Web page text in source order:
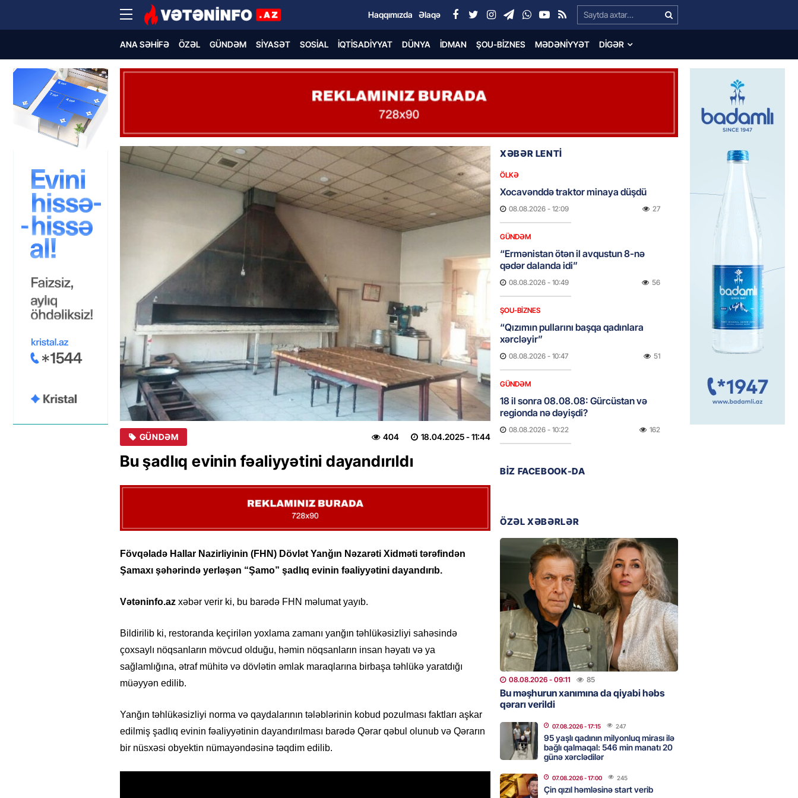
Search…
Haqqımızda Əlaqə
ANA SƏHIFƏ ÖZƏL GÜNDƏM SIYASƏT SOSIAL İQTISADIYYAT DÜNYA İDMAN ŞOU-BIZNES MƏDƏNIYYƏT DIGƏR
GÜNDƏM 18.04.2025- 11:44
404
Bu şadlıq evinin fəaliyyətini dayandırıldı
Fövqəladə Hallar Nazirliyinin (FHN) Dövlət Yanğın Nəzarəti Xidməti tərəfindən
Şamaxı şəhərində yerləşən “Şamo” şadlıq evinin fəaliyyətini dayandırıb.
Vətəninfo.az xəbər verir ki, bu barədə FHN məlumat yayıb.
Bildirilib ki, restoranda keçirilən yoxlama zamanı yanğın təhlükəsizliyi sahəsində
çoxsaylı nöqsanların mövcud olduğu, həmin nöqsanların insan həyatı və ya
sağlamlığına, ətraf mühitə və dövlətin əmlak maraqlarına birbaşa təhlükə yaratdığı
müəyyən edilib.
Yanğın təhlükəsizliyi norma və qaydalarının tələblərinin kobud pozulması faktları aşkar
edilmiş şadlıq evinin fəaliyyətinin dayandırılması barədə Qərar qəbul olunub və Qərarın
bir nüsxəsi obyektin nümayəndəsinə təqdim edilib.
XƏBƏR LENTİ
ÖLKƏ
Xocavənddə traktor minaya düşdü
08.08.2026 - 12:09 27
GÜNDƏM
“Ermənistan ötən il avqustun 8-nə
qədər dalanda idi”
08.08.2026 - 10:49 56
ŞOU-BIZNES
“Qızımın pullarını başqa qadınlara
xərcləyir”
08.08.2026 - 10:47 51
GÜNDƏM
18 il sonra 08.08.08: Gürcüstan və
regionda nə dəyişdi?
08.08.2026 - 10:22 162
17 yaşlı qızın nişanında mediaya hücum
Bu məşhurun xanımına da qiyabi həbs
qərarı verildi
08.08.2026- 09:11 85
GÜNDƏM
Qanunsuz cərrahiyyə təhlükəsi:
“Universal Hospital”da sertifikatsız
həkim skandalı
07.08.2026 359
MANŞET
AAYDA-nın tərəzi məntəqələrindən
şikayət -156 ya yaşıl, vətəndaşa qırmızı
işıq?
07.08.2026 - 18:00 138
GÜNDƏM
Hərbi xidmətə görə rüşvət alan vəzifəli
BIZ FACEBOOK-DA
ÖZƏL XƏBƏRLƏR
08.08.2026 - 09:11 85
Bu məşhurun xanımına da qiyabi həbs
qərarı verildi
07.08.2026- 17:15 247
95 yaşlı qadının milyonluq mirası ilə
bağlı qalmaqal: 546 min manatı 20
günə xərclədilər
07.08.2026- 17:00 245
Çin qızıl həmləsinə start verib